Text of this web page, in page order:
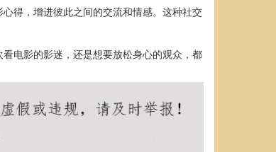
得，增进彼此之间的交流和情感。这种社交
电影的影迷，还是想要放松身心的观众，都